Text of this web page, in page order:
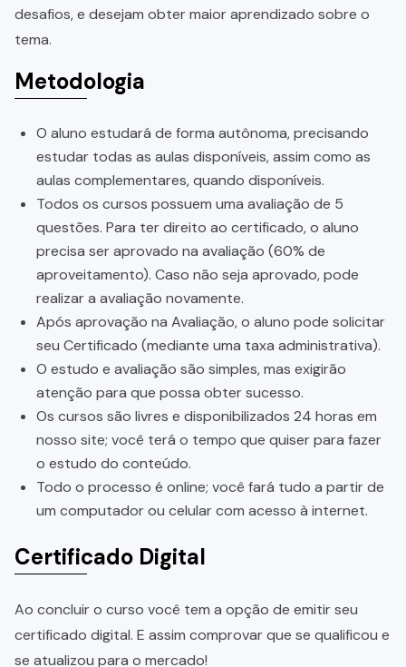
desafios, e desejam obter maior aprendizado sobre o
tema.
Metodologia
O aluno estudará de forma autônoma, precisando
estudar todas as aulas disponíveis, assim como as
aulas complementares, quando disponíveis.
Todos os cursos possuem uma avaliação de 5
questões. Para ter direito ao certificado, o aluno
precisa ser aprovado na avaliação (60% de
aproveitamento). Caso não seja aprovado, pode
realizar a avaliação novamente.
Após aprovação na Avaliação, o aluno pode solicitar
seu Certificado (mediante uma taxa administrativa).
O estudo e avaliação são simples, mas exigirão
atenção para que possa obter sucesso.
Os cursos são livres e disponibilizados 24 horas em
nosso site; você terá o tempo que quiser para fazer
o estudo do conteúdo.
Todo o processo é online; você fará tudo a partir de
um computador ou celular com acesso à internet.
Certificado Digital
Ao concluir o curso você tem a opção de emitir seu
certificado digital. E assim comprovar que se qualificou e
se atualizou para o mercado!